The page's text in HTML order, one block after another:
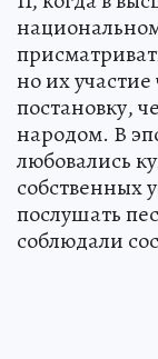
но их
постановку,
народом. В
любовались
собственных
послушать
соблюдали